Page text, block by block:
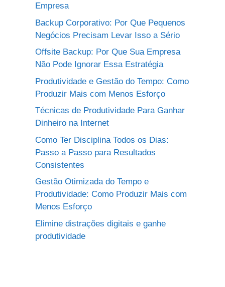
Empresa
Backup Corporativo: Por Que Pequenos
Negócios Precisam Levar Isso a Sério
Offsite Backup: Por Que Sua Empresa
Não Pode Ignorar Essa Estratégia
Produtividade e Gestão do Tempo: Como
Produzir Mais com Menos Esforço
Técnicas de Produtividade Para Ganhar
Dinheiro na Internet
Como Ter Disciplina Todos os Dias:
Passo a Passo para Resultados
Consistentes
Gestão Otimizada do Tempo e
Produtividade: Como Produzir Mais com
Menos Esforço
Elimine distrações digitais e ganhe
produtividade